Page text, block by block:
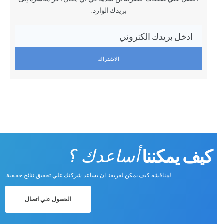
بريدك الوارد!
الاشتراك
كيف يمكنناأساعدك ؟
لمناقشه كيف يمكن لفريقنا ان يساعد شركتك علي تحقيق نتائج حقيقية.
الحصول علي اتصال